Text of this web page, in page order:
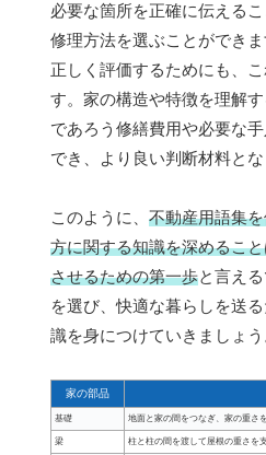
必要な箇所を正確に伝える
修理方法を選ぶことができ
正しく評価するためにも、
す。家の構造や特徴を理解
であろう修繕費用や必要な
でき、より良い判断材料とな
このように、 不動産用語集
方に関する知識を深めるこ
させるための第一歩と言え
を選び、快適な暮らしを送
識を身につけていきましょう
家の部品
基礎 地面と家の間をつなぎ、家の重さを
梁 柱と柱の間を渡して屋根の重さを